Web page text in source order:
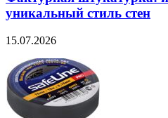
уникальный стиль стен
15.07.2026